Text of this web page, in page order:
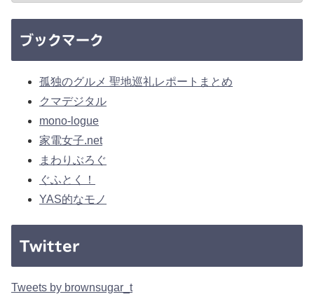
ブックマーク
孤独のグルメ 聖地巡礼レポートまとめ
クマデジタル
mono-logue
家電女子.net
まわりぶろぐ
ぐふとく！
YAS的なモノ
Twitter
Tweets by brownsugar_t